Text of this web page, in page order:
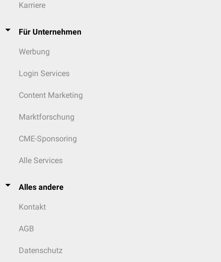
Karriere
Für Unternehmen
Werbung
Login Services
Content Marketing
Marktforschung
CME-Sponsoring
Alle Services
Alles andere
Kontakt
AGB
Datenschutz